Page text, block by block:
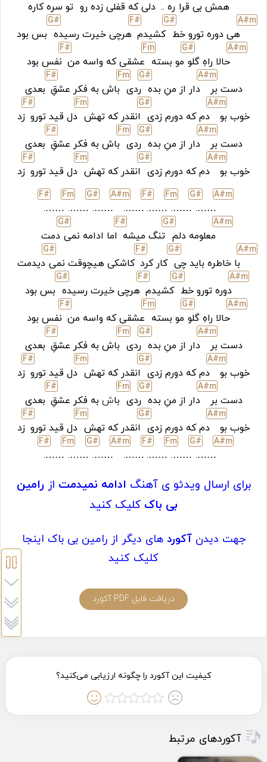
همش بی قرا ره .. دلی که قفلی زده رو تو سره کاره
A#m
هی دوره تورو خط
G#
کشیدم
F#
هرچی خیرت رسیده
G#
بس بود
A#m
حالا راهِ گلو
G#
مو بسته
Fm
عشقی که واسه من
F#
نفس بود
دست بر
A#m
دار از منِ بده
G#
ردی
Fm
باش به فکر عشقِ
F#
بعدی
خوب بو
A#m
دم که دورم زدی
G#
انقدر که تهش
Fm
دل قید تورو
F#
زد
دست بر
A#m
دار از منِ بده
G#
ردی
Fm
باش به فکر عشقِ
F#
بعدی
خوب بو
A#m
دم که دورم زدی
G#
انقدر که تهش
Fm
دل قید تورو
F#
زد
A#m
…….
G#
…….
Fm
…….
F#
…….
A#m
…….
G#
…….
Fm
…….
F#
A#m
معلومه دلم
G#
تنگ میشه
F#
اما ادامه نمی
G#
دمت
A#m
با خاطره باید چی
G#
کار کرد
F#
کاشکی هیچوقت نمی
G#
دیدمت
A#m
دوره تورو خط
G#
کشیدم
F#
هرچی خیرت رسیده
G#
بس بود
A#m
حالا راهِ گلو
G#
مو بسته
Fm
عشقی که واسه من
F#
نفس بود
دست بر
A#m
دار از منِ بده
G#
ردی
Fm
باش به فکر عشقِ
F#
بعدی
خوب بو
A#m
دم که دورم زدی
G#
انقدر که تهش
Fm
دل قید تورو
F#
زد
دست بر
A#m
دار از منِ بده
G#
ردی
Fm
باش به فکر عشقِ
F#
بعدی
خوب بو
A#m
دم که دورم زدی
G#
انقدر که تهش
Fm
دل قید تورو
F#
زد
A#m
…….
G#
…….
Fm
…….
F#
…….
A#m
…….
G#
…….
Fm
…….
F#
برای ارسال ویدئو ی آهنگ ادامه نمیدمت ازرامین
بی باک کلیک کنید
جهت دیدنآکورد های دیگر از رامین بی باک اینجا
کلیک کنید
دریافت فایل PDF آکورد
آکوردهای مرتبط